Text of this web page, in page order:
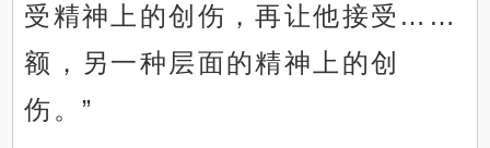
受精神上的创伤，再让他接受……
额，另一种层面的精神上的创
伤。”